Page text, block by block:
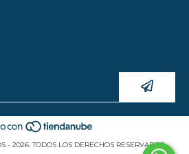
- 2026. TODOS LOS DERECHOS RESERVADOS.